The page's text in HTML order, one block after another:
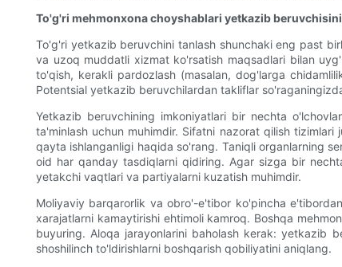
To'g'ri mehmonxona choyshablari yetkazib
To'g'ri yetkazib beruvchini tanlash shunchaki eng past
va uzoq muddatli xizmat ko'rsatish maqsadlari bilan
to'qish, kerakli pardozlash (masalan, dog'larga
Potentsial yetkazib beruvchilardan takliflar
Yetkazib beruvchining imkoniyatlari bir nechta
ta'minlash uchun muhimdir. Sifatni nazorat qilish
qayta ishlanganligi haqida so'rang. Taniqli organlarning
oid har qanday tasdiqlarni qidiring. Agar sizga bir
yetakchi vaqtlari va partiyalarni kuzatish muhimdir.
Moliyaviy barqarorlik va obro'-e'tibor ko'pincha
xarajatlarni kamaytirishi ehtimoli kamroq. Boshqa
buyuring. Aloqa jarayonlarini baholash kerak: yetkazib
shoshilinch to'ldirishlarni boshqarish qobiliyatini aniqlang.